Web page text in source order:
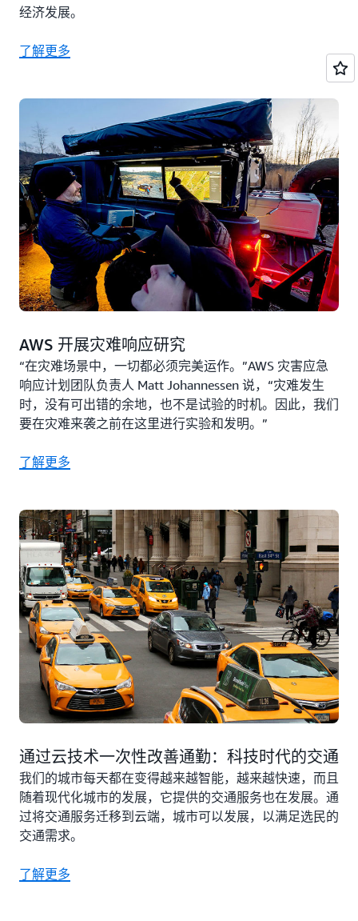
经济发展。
了解更多
AWS 开展灾难响应研究
“在灾难场景中，一切都必须完美运作。”AWS 灾害应急
响应计划团队负责人 Matt Johannessen 说，“灾难发生
时，没有可出错的余地，也不是试验的时机。因此，我们
要在灾难来袭之前在这里进行实验和发明。”
了解更多
通过云技术一次性改善通勤：科技时代的交通
我们的城市每天都在变得越来越智能，越来越快速，而且
随着现代化城市的发展，它提供的交通服务也在发展。通
过将交通服务迁移到云端，城市可以发展，以满足选民的
交通需求。
了解更多